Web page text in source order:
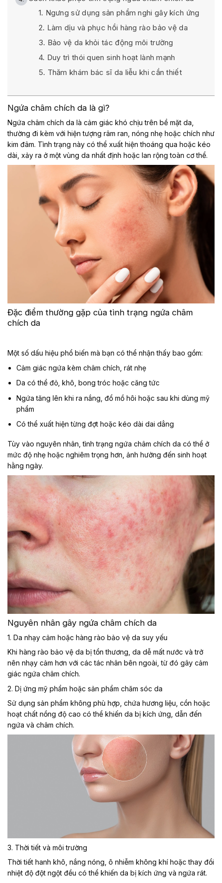
1. Ngưng sử dụng sản phẩm nghi gây kích ứng
2. Làm dịu và phục hồi hàng rào bảo vệ da
3. Bảo vệ da khỏi tác động môi trường
4. Duy trì thói quen sinh hoạt lành mạnh
5. Thăm khám bác sĩ da liễu khi cần thiết
Ngứa châm chích da là gì?
Ngứa châm chích da là cảm giác khó chịu trên bề mặt da,
thường đi kèm với hiện tượng râm ran, nóng nhẹ hoặc chích như
kim đâm. Tình trạng này có thể xuất hiện thoáng qua hoặc kéo
dài, xảy ra ở một vùng da nhất định hoặc lan rộng toàn cơ thể.
Đặc điểm thường gặp của tình trạng ngứa châm
chích da
Một số dấu hiệu phổ biến mà bạn có thể nhận thấy bao gồm:
Cảm giác ngứa kèm châm chích, rát nhẹ
Da có thể đỏ, khô, bong tróc hoặc căng tức
Ngứa tăng lên khi ra nắng, đổ mồ hôi hoặc sau khi dùng mỹ
phẩm
Có thể xuất hiện từng đợt hoặc kéo dài dai dẳng
Tùy vào nguyên nhân, tình trạng ngứa châm chích da có thể ở
mức độ nhẹ hoặc nghiêm trọng hơn, ảnh hưởng đến sinh hoạt
hằng ngày.
Nguyên nhân gây ngứa châm chích da
1. Da nhạy cảm hoặc hàng rào bảo vệ da suy yếu
Khi hàng rào bảo vệ da bị tổn thương, da dễ mất nước và trở
nên nhạy cảm hơn với các tác nhân bên ngoài, từ đó gây cảm
giác ngứa châm chích.
2. Dị ứng mỹ phẩm hoặc sản phẩm chăm sóc da
Sử dụng sản phẩm không phù hợp, chứa hương liệu, cồn hoặc
hoạt chất nồng độ cao có thể khiến da bị kích ứng, dẫn đến
ngứa và châm chích.
3. Thời tiết và môi trường
Thời tiết hanh khô, nắng nóng, ô nhiễm không khí hoặc thay đổi
nhiệt độ đột ngột đều có thể khiến da bị kích ứng và ngứa rát.